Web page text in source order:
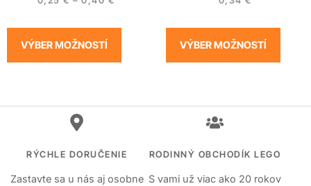
VÝBER MOŽNOSTÍ VÝBER MOŽNOSTÍ
RÝCHLE DORUČENIE
Zastavte sa u nás aj osobne
RODINNÝ OBCHODÍK LEGO
S vami už viac ako 20 rokov